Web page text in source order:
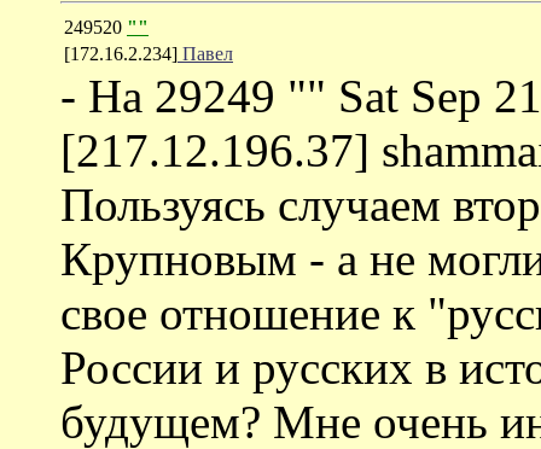
249520 ""
[172.16.2.234] Павел
- На 29249 "" Sat Sep
[217.12.196.37]
Пользуясь случаем
Крупновым - а не
свое отношение к
России и русских в
будущем? Мне очень